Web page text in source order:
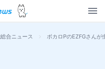
合ニュース > ボカロPのEZFGさんが